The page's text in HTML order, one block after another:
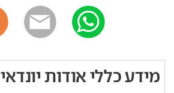
מידע כללי אודות יונדאי